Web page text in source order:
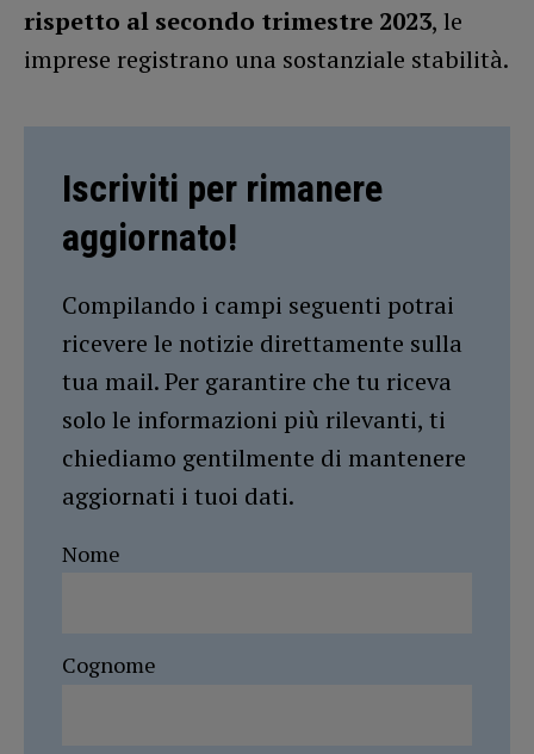
rispetto al secondo trimestre 2023, le
imprese registrano una sostanziale stabilità.
Iscriviti per rimanere
aggiornato!
Compilando i campi seguenti potrai
ricevere le notizie direttamente sulla
tua mail. Per garantire che tu riceva
solo le informazioni più rilevanti, ti
chiediamo gentilmente di mantenere
aggiornati i tuoi dati.
Nome
Cognome